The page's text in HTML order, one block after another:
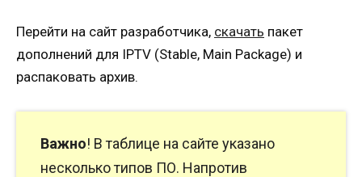
Перейти на сайт разработчика, скачать пакет
дополнений для IPTV (Stable, Main Package) и
распаковать архив.
Важно! В таблице на сайте указано
несколько типов ПО. Напротив